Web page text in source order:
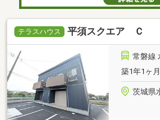
テラスハウス 平須スクエア Ｃ
常磐線
築1年1ヶ
茨城県